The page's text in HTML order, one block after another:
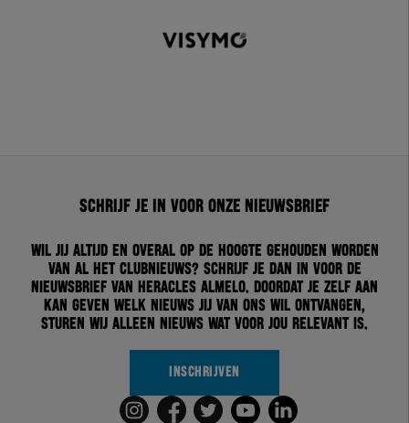
Schrijf je in voor onze nieuwsbrief
Wil jij altijd en overal op de hoogte gehouden worden
van al het clubnieuws? Schrijf je dan in voor de
nieuwsbrief van Heracles Almelo. Doordat je zelf aan
kan geven welk nieuws jij van ons wil ontvangen,
sturen wij alleen nieuws wat voor jou relevant is.
INSCHRIJVEN